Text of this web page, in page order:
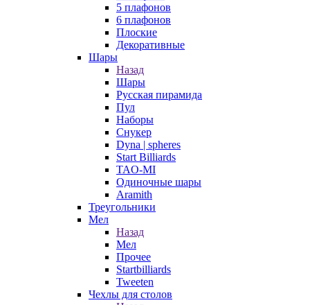
5 плафонов
6 плафонов
Плоские
Декоративные
Шары
Назад
Шары
Русская пирамида
Пул
Наборы
Снукер
Dyna | spheres
Start Billiards
TAO-MI
Одиночные шары
Aramith
Треугольники
Мел
Назад
Мел
Прочее
Startbilliards
Tweeten
Чехлы для столов